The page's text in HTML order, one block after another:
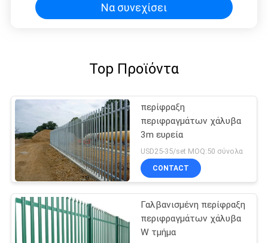
Να συνεχίσει
Top Προϊόντα
περίφραξη
περιφραγμάτων χάλυβα
3m ευρεία
USD25-35/set MOQ:50 σύνολα
CONTACT
Γαλβανισμένη περίφραξη
περιφραγμάτων χάλυβα
W τμήμα